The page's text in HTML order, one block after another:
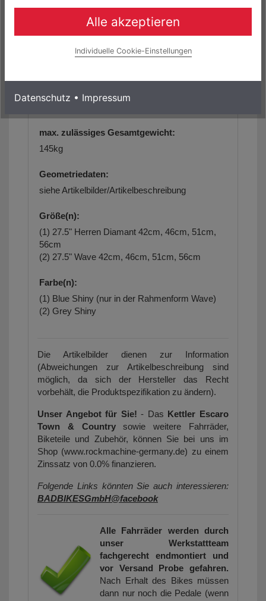
Ständer:
Ursus Wave
Schutzbleche:
ca. 27,0kg ( bei Gr. 51cm )
max. zulässiges Gesamtgewicht:
145kg
Geometriedaten:
siehe Artikelbilder/Artikelbeschreibung
Größe(n):
(1) 27.5" Herren Diamant 42cm, 46cm, 51cm,
56cm
(2) 27.5" Wave 42cm, 46cm, 51cm, 56cm
Farbe(n):
(1) Blue Shiny (nur in der Rahmenform Wave)
(2) Grey Shiny
Die Artikelbilder dienen zur Information
(Abweichungen zur Artikelbeschreibung sind
möglich, da sich der Hersteller das Recht
vorbehält, die Produktspezifikation zu ändern).
Unser Angebot für Sie! - Das Kettler Escaro
Town & Countrysowie weitere Fahrräder,
Biketeile und Zubehör, können Sie bei uns im
Shop (www.rockmachine-germany.de) zu einem
Zinssatz von 0.0% finanzieren.
Folgende Links könnten Sie auch interessieren:
BADBIKESGmbH@facebook
Alle Fahrräder werden durch
unser Werkstattteam
fachgerecht endmontiert und
vor Versand Probe gefahren.
Nach Erhalt des Bikes müssen
dann nur noch die Pedale (wenn
Alle akzeptieren
Individuelle Cookie-Einstellungen
Datenschutz • Impressum